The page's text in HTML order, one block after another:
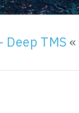
» Deep TMS - כללי